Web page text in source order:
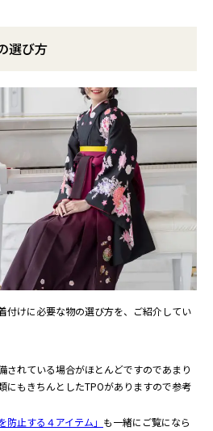
選び方
付けに必要な物の選び方を、ご紹介してい
されている場合がほとんどですのであまり
にもきちんとしたTPOがありますので参考
防止する４アイテム」 も一緒にご覧になら